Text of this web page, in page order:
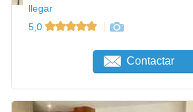
llegar
5,0
Contactar